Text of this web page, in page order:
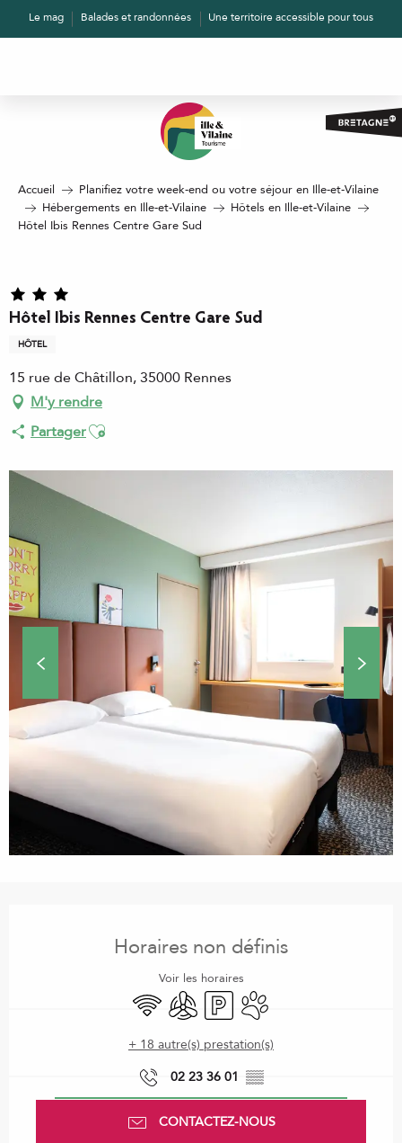
AllerLe mag Balades et randonnées Une territoire accessible pour tous
Accueil
Planifiez votre week-end ou votre séjour en Ille-et-Vilaine
Hébergements en Ille-et-Vilaine
Hôtels en Ille-et-Vilaine
Hôtel Ibis Rennes Centre Gare Sud
Hôtel Ibis Rennes Centre Gare Sud
HÔTEL
15 rue de Châtillon, 35000 Rennes
M'y rendre
PartagerAjouter aux favoris
Horaires non définis
Voir les horaires
WiFi Air conditionné
ParkingAnimaux acceptés
+ 18 autre(s) prestation(s)
02 23 36 01 ▒▒
CONTACTEZ-NOUS